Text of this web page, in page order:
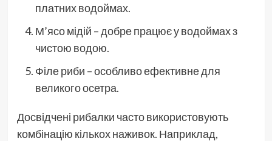
платних водоймах.
М’ясо мідій – добре працює у водоймах з
чистою водою.
Філе риби – особливо ефективне для
великого осетра.
Досвідчені рибалки часто використовують
комбінацію кількох наживок. Наприклад,